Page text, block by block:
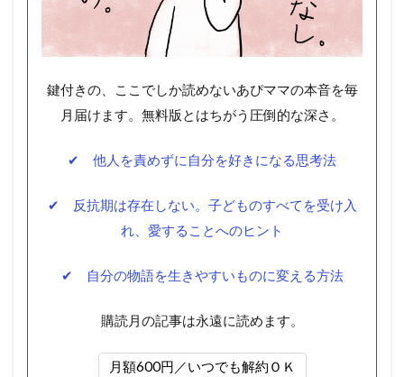
鍵付きの、ここでしか読めないあぴママの本音を毎
月届けます。無料版とはちがう圧倒的な深さ。
✔ 他人を責めずに自分を好きになる思考法
✔ 反抗期は存在しない。子どものすべてを受け入
れ、愛することへのヒント
✔ 自分の物語を生きやすいものに変える方法
購読月の記事は永遠に読めます。
月額600円／いつでも解約ＯＫ